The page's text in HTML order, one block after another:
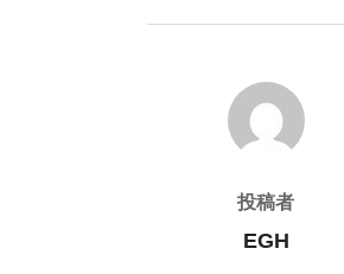
投稿者
投稿者
EGH